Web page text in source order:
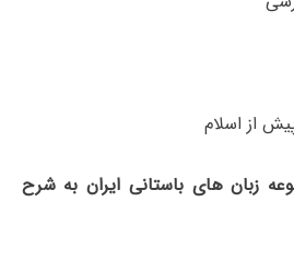
زبان­ های باستانی ایران به شرح